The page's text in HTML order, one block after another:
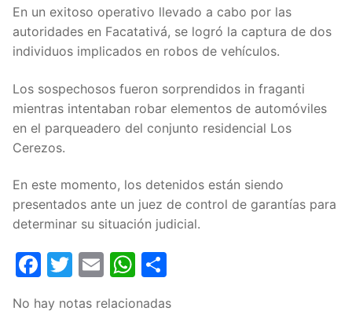
En un exitoso operativo llevado a cabo por las
autoridades en Facatativá, se logró la captura de dos
individuos implicados en robos de vehículos.
Los sospechosos fueron sorprendidos in fraganti
mientras intentaban robar elementos de automóviles
en el parqueadero del conjunto residencial Los
Cerezos.
En este momento, los detenidos están siendo
presentados ante un juez de control de garantías para
determinar su situación judicial.
Facebook
Twitter
EmailWhatsApp
No hay notas relacionadas